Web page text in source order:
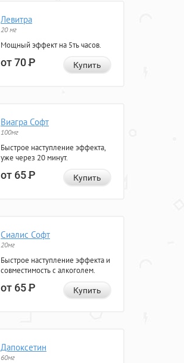
Левитра
20 мг
Мощный эффект на 5ть часов.
от 70Р Купить
Виагра Софт
100мг
Быстрое наступление эффекта,
уже через 20 минут.
от 65Р Купить
Сиалис Софт
20мг
Быстрое наступление эффекта и
совместимость с алкоголем.
от 65Р Купить
Дапоксетин
60мг